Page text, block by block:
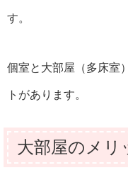
す。
個室と大部屋（多床室
トがあります。
大部屋のメリ